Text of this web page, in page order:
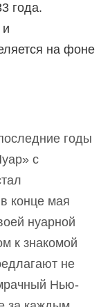
года.
на фоне
годы
с
конце мая
нуарной
к знакомой
не
Нью-